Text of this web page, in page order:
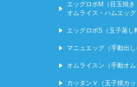
エッグロボM（目玉焼き
オムライス・ハムエッグ
エッグロボS（玉子蒸し
マニュエッグ（手動出し
オムライスン（手動オム
カッタンＶ（玉子焼カッ